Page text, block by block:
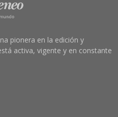
pionera en la edición y
activa, vigente y en constante